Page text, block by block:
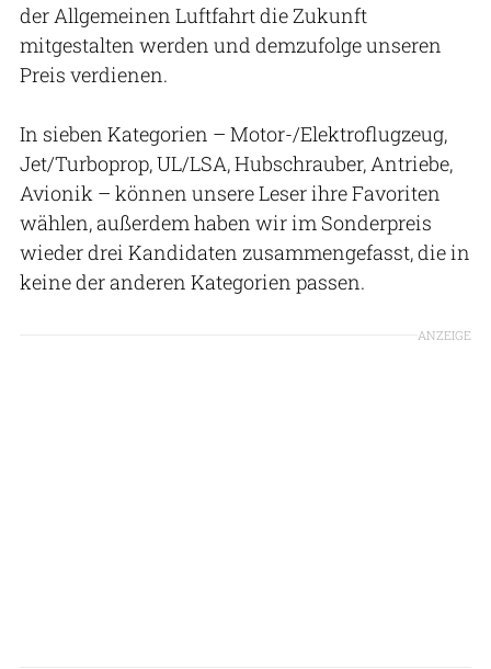
der Allgemeinen Luftfahrt die Zukunft
mitgestalten werden und demzufolge unseren
Preis verdienen.
In sieben Kategorien – Motor-/Elektroflugzeug,
Jet/Turboprop, UL/LSA, Hubschrauber, Antriebe,
Avionik – können unsere Leser ihre Favoriten
wählen, außerdem haben wir im Sonderpreis
wieder drei Kandidaten zusammengefasst, die in
keine der anderen Kategorien passen.
ANZEIGE